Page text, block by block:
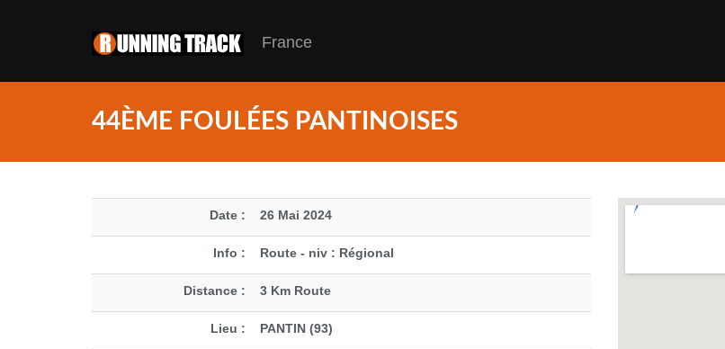
France
44ÈME FOULÉES PANTINOISES
Date : 26 Mai 2024
Info : Route - niv : Régional
Distance : 3 Km Route
Lieu : PANTIN (93)